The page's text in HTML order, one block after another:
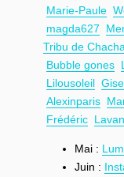
Marie-Paule
magda627
Tribu de Chacha
Bubble gones
Lilousoleil
Alexinparis
Frédéric
Mai :
Juin :